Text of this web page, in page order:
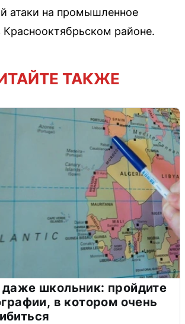
атаки на промышленное
Краснооктябрьском районе.
ТАКЖЕ
даже школьник: пройдите
в котором очень